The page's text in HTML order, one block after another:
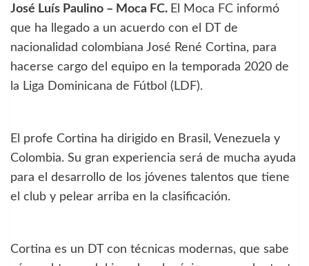
José Luís Paulino – Moca FC. El Moca FC informó
que ha llegado a un acuerdo con el DT de
nacionalidad colombiana José René Cortina, para
hacerse cargo del equipo en la temporada 2020 de
la Liga Dominicana de Fútbol (LDF).
El profe Cortina ha dirigido en Brasil, Venezuela y
Colombia. Su gran experiencia será de mucha ayuda
para el desarrollo de los jóvenes talentos que tiene
el club y pelear arriba en la clasificación.
Cortina es un DT con técnicas modernas, que sabe